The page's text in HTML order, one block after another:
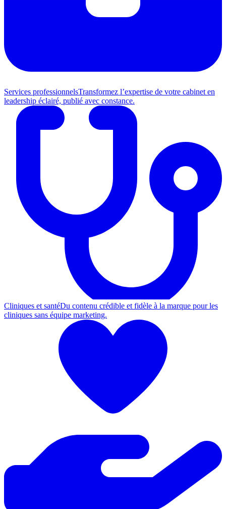
Services professionnelsTransformez l’expertise de votre cabinet en
leadership éclairé, publié avec constance.
Cliniques et santéDu contenu crédible et fidèle à la marque pour les
cliniques sans équipe marketing.